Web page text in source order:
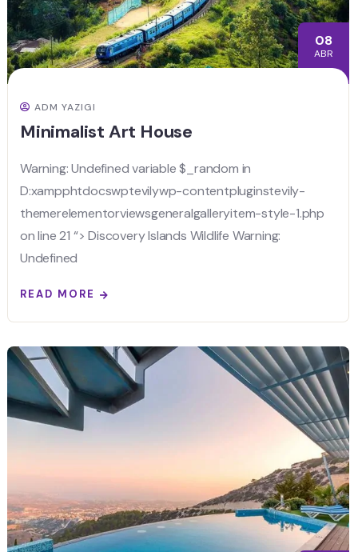
08
ABR
ADM YAZIGI
Minimalist Art House
Warning: Undefined variable $_random in
D:xampphtdocswptevilywp-contentpluginstevily-
themerelementorviewsgeneralgalleryitem-style-1.php
on line 21 “> Discovery Islands Wildlife Warning:
Undefined
READ MORE